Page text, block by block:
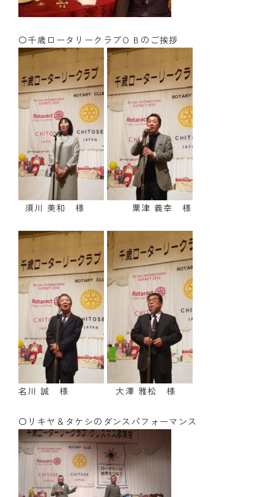
〇千歳ロータリークラブＯＢのご挨拶
須川 美和 様 粟津 義幸 様
名川 誠 様 大澤 雅松 様
〇リキヤ＆タケシのダンスパフォーマンス